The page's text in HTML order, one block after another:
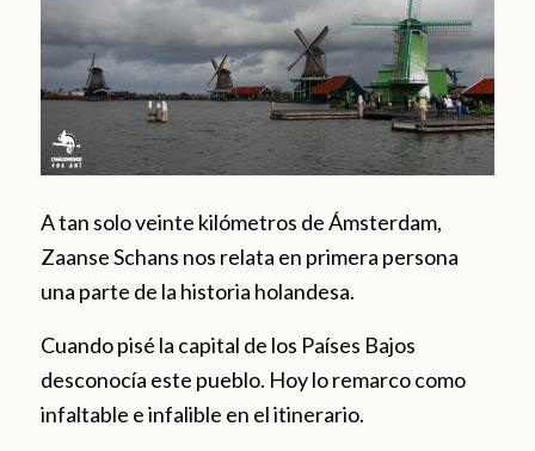
A tan solo veinte kilómetros de Ámsterdam,
Zaanse Schans nos relata en primera persona
una parte de la historia holandesa.
Cuando pisé la capital de los Países Bajos
desconocía este pueblo. Hoy lo remarco como
infaltable e infalible en el itinerario.